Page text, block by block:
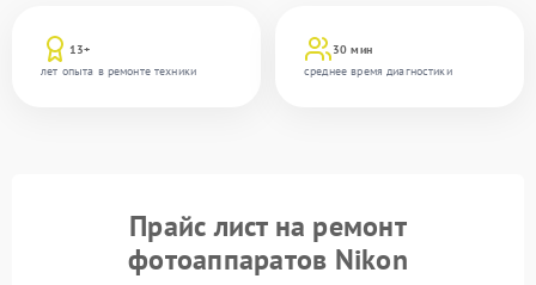
13+
лет опыта в ремонте техники
30 мин
среднее время диагностики
Прайс лист на ремонт
фотоаппаратов Nikon